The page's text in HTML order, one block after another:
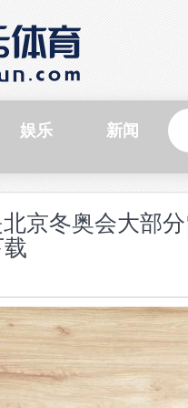
娱乐 新闻
京冬奥会大部